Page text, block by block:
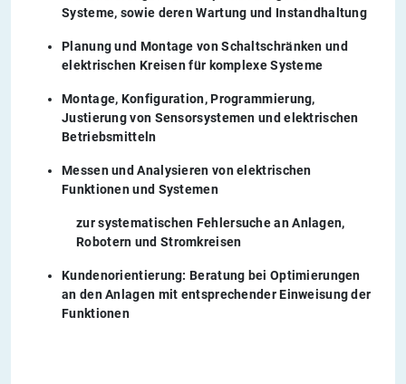
Systeme, sowie deren Wartung und Instandhaltung
Planung und Montage von Schaltschränken und
elektrischen Kreisen für komplexe Systeme
Montage, Konfiguration, Programmierung,
Justierung von Sensorsystemen und elektrischen
Betriebsmitteln
Messen und Analysieren von elektrischen
Funktionen und Systemen
zur systematischen Fehlersuche an Anlagen,
Robotern und Stromkreisen
Kundenorientierung: Beratung bei Optimierungen
an den Anlagen mit entsprechender Einweisung der
Funktionen